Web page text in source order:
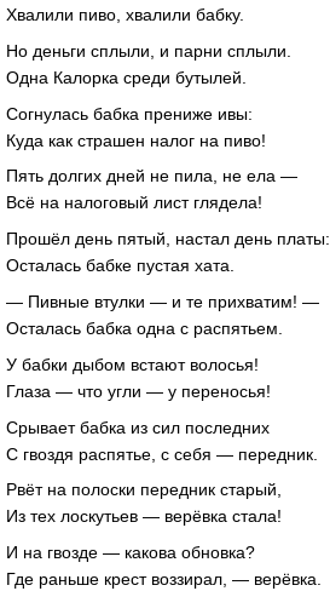
Хвалили пиво, хвалили бабку.
Но деньги сплыли, и парни сплыли.
Одна Калорка среди бутылей.
Согнулась бабка прениже ивы:
Куда как страшен налог на пиво!
Пять долгих дней не пила, не ела —
Всё на налоговый лист глядела!
Прошёл день пятый, настал день платы:
Осталась бабке пустая хата.
— Пивные втулки — и те прихватим! —
Осталась бабка одна с распятьем.
У бабки дыбом встают волосья!
Глаза — что угли — у переносья!
Срывает бабка из сил последних
С гвоздя распятье, с себя — передник.
Рвёт на полоски передник старый,
Из тех лоскутьев — верёвка стала!
И на гвозде — какова обновка?
Где раньше крест воззирал, — верёвка.